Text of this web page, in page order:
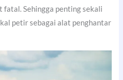
fatal. Sehingga penting sekali
petir sebagai alat penghantar